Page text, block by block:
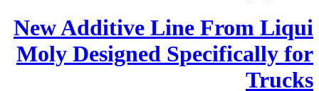
New Additive Line From Liqui
Moly Designed Specifically for
Trucks